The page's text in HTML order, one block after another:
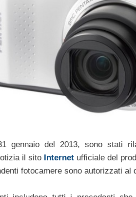
gennaio del 2013, sono stati
il sito Internet ufficiale del
fotocamere sono autorizzati al